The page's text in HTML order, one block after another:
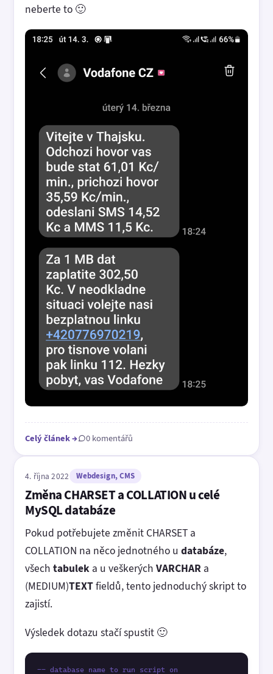
neberte to 🙂
Celý článek→ 0 komentářů
4. října 2022 Webdesign, CMS
Změna CHARSET a COLLATION u celé
MySQL databáze
Pokud potřebujete změnit CHARSET a
COLLATION na něco jednotného u databáze,
všech tabulek a u veškerých VARCHAR a
(MEDIUM)TEXTfieldů, tento jednoduchý skript to
zajistí.
Výsledek dotazu stačí spustit 🙂
-- database name to run script on